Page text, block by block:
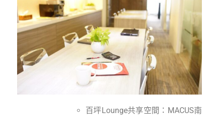
百坪Lounge共享空間：MACUS南